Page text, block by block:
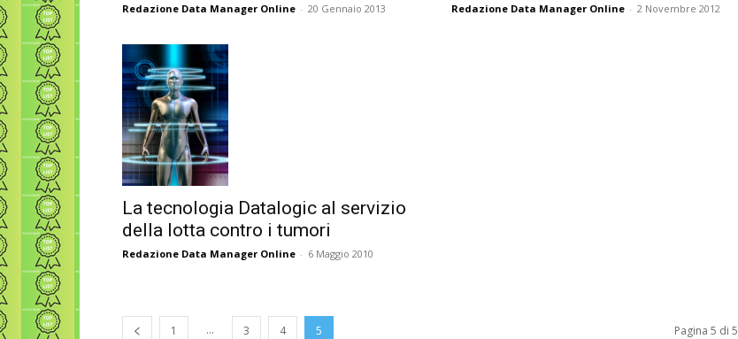
Redazione Data Manager Online - 20 Gennaio 2013 Redazione Data Manager Online - 2 Novembre 2012
La tecnologia Datalogic al servizio
della lotta contro i tumori
Redazione Data Manager Online - 6 Maggio 2010
1 ... 3 4 5 Pagina 5 di 5